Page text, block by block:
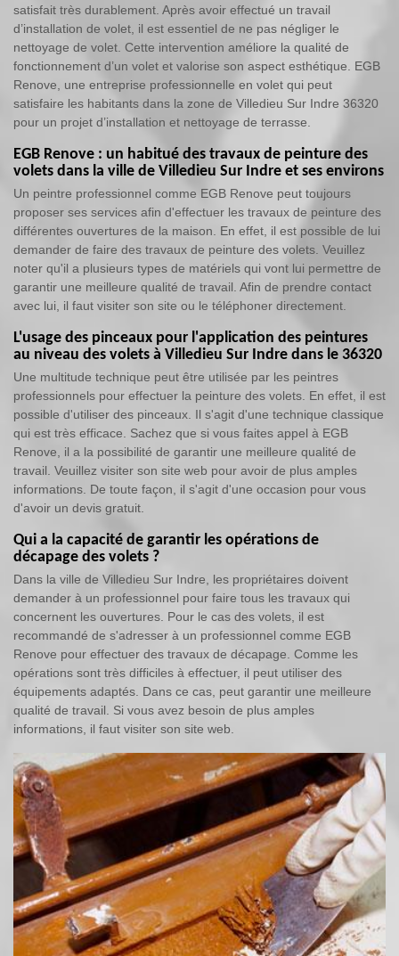
satisfait très durablement. Après avoir effectué un travail
d’installation de volet, il est essentiel de ne pas négliger le
nettoyage de volet. Cette intervention améliore la qualité de
fonctionnement d’un volet et valorise son aspect esthétique. EGB
Renove, une entreprise professionnelle en volet qui peut
satisfaire les habitants dans la zone de Villedieu Sur Indre 36320
pour un projet d’installation et nettoyage de terrasse.
EGB Renove : un habitué des travaux de peinture des
volets dans la ville de Villedieu Sur Indre et ses environs
Un peintre professionnel comme EGB Renove peut toujours
proposer ses services afin d'effectuer les travaux de peinture des
différentes ouvertures de la maison. En effet, il est possible de lui
demander de faire des travaux de peinture des volets. Veuillez
noter qu'il a plusieurs types de matériels qui vont lui permettre de
garantir une meilleure qualité de travail. Afin de prendre contact
avec lui, il faut visiter son site ou le téléphoner directement.
L'usage des pinceaux pour l'application des peintures
au niveau des volets à Villedieu Sur Indre dans le 36320
Une multitude technique peut être utilisée par les peintres
professionnels pour effectuer la peinture des volets. En effet, il est
possible d'utiliser des pinceaux. Il s'agit d'une technique classique
qui est très efficace. Sachez que si vous faites appel à EGB
Renove, il a la possibilité de garantir une meilleure qualité de
travail. Veuillez visiter son site web pour avoir de plus amples
informations. De toute façon, il s'agit d'une occasion pour vous
d'avoir un devis gratuit.
Qui a la capacité de garantir les opérations de
décapage des volets ?
Dans la ville de Villedieu Sur Indre, les propriétaires doivent
demander à un professionnel pour faire tous les travaux qui
concernent les ouvertures. Pour le cas des volets, il est
recommandé de s'adresser à un professionnel comme EGB
Renove pour effectuer des travaux de décapage. Comme les
opérations sont très difficiles à effectuer, il peut utiliser des
équipements adaptés. Dans ce cas, peut garantir une meilleure
qualité de travail. Si vous avez besoin de plus amples
informations, il faut visiter son site web.